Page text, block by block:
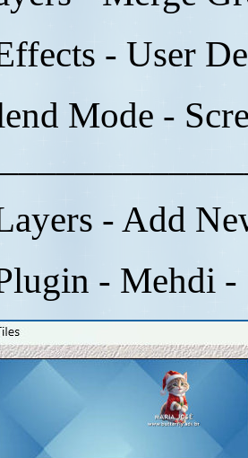
- User
Mode -
- Add
- Mehdi -